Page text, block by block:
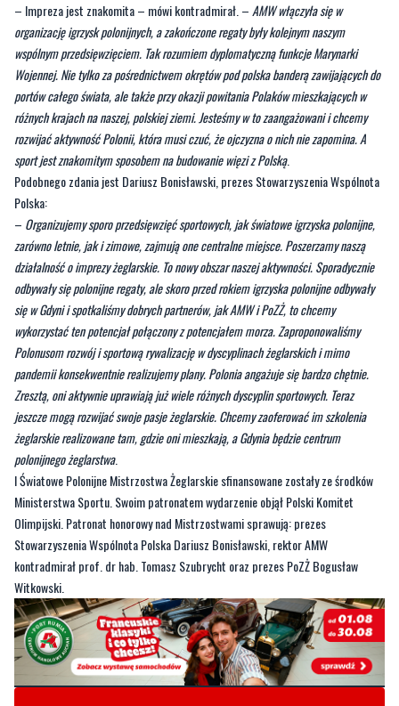
– Impreza jest znakomita – mówi kontradmirał. –AMW włączyła się w
organizację igrzysk polonijnych, a zakończone regaty były kolejnym naszym
wspólnym przedsięwzięciem. Tak rozumiem dyplomatyczną funkcje Marynarki
Wojennej. Nie tylko za pośrednictwem okrętów pod polska banderą zawijających do
portów całego świata, ale także przy okazji powitania Polaków mieszkających w
różnych krajach na naszej, polskiej ziemi. Jesteśmy w to zaangażowani i chcemy
rozwijać aktywność Polonii, która musi czuć, że ojczyzna o nich nie zapomina. A
sport jest znakomitym sposobem na budowanie więzi z Polską.
Podobnego zdania jest Dariusz Bonisławski, prezes Stowarzyszenia Wspólnota
Polska:
– Organizujemy sporo przedsięwzięć sportowych, jak światowe igrzyska polonijne,
zarówno letnie, jak i zimowe, zajmują one centralne miejsce. Poszerzamy naszą
działalność o imprezy żeglarskie. To nowy obszar naszej aktywności. Sporadycznie
odbywały się polonijne regaty, ale skoro przed rokiem igrzyska polonijne odbywały
się w Gdyni i spotkaliśmy dobrych partnerów, jak AMW i PoZŻ, to chcemy
wykorzystać ten potencjał połączony z potencjałem morza. Zaproponowaliśmy
Polonusom rozwój i sportową rywalizację w dyscyplinach żeglarskich i mimo
pandemii konsekwentnie realizujemy plany. Polonia angażuje się bardzo chętnie.
Zresztą, oni aktywnie uprawiają już wiele różnych dyscyplin sportowych. Teraz
jeszcze mogą rozwijać swoje pasje żeglarskie. Chcemy zaoferować im szkolenia
żeglarskie realizowane tam, gdzie oni mieszkają, a Gdynia będzie centrum
polonijnego żeglarstwa.
I Światowe Polonijne Mistrzostwa Żeglarskie sfinansowane zostały ze środków
Ministerstwa Sportu. Swoim patronatem wydarzenie objął Polski Komitet
Olimpijski. Patronat honorowy nad Mistrzostwami sprawują: prezes
Stowarzyszenia Wspólnota Polska Dariusz Bonisławski, rektor AMW
kontradmirał prof. dr hab. Tomasz Szubrycht oraz prezes PoZŻ Bogusław
Witkowski.